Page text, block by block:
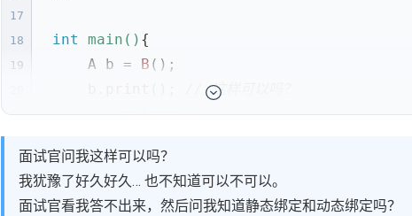
17
18
19
21
int main () {
    A b =
B ();
// 这样可以吗？
return 0;
展开剩余 2 行
面试官问我这样可以吗？
我犹豫了好久好久… 也不知道可以不可以。
面试官看我答不出来，然后问我知道静态绑定和动态绑定吗？